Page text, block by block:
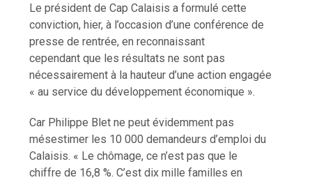
Le président de Cap Calaisis a formulé cette
conviction, hier, à l’occasion d’une conférence de
presse de rentrée, en reconnaissant
cependant que les résultats ne sont pas
nécessairement à la hauteur d’une action engagée
« au service du développement économique ».
Car Philippe Blet ne peut évidemment pas
mésestimer les 10 000 demandeurs d’emploi du
Calaisis. « Le chômage, ce n’est pas que le
chiffre de 16,8 %. C’est dix mille familles en